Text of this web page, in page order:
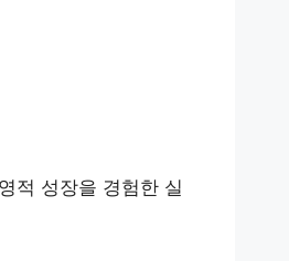
적 성장을 경험한 실